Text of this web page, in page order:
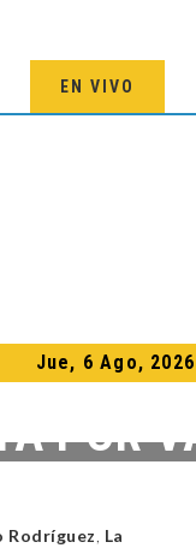
EN VIVO
Jue, 6 Ago, 2026
POR
Rodríguez La